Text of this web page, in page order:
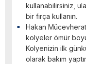
kullanabilirsiniz,
bir fırça kullanın.
Hakan
kolyeler ömür
Kolyenizin ilk günkü
olarak bakım